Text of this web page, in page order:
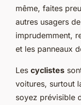
même, faites
autres usagers
imprudemment,
et les panneaux
Les cyclistes
voitures, surtout
soyez prévisible